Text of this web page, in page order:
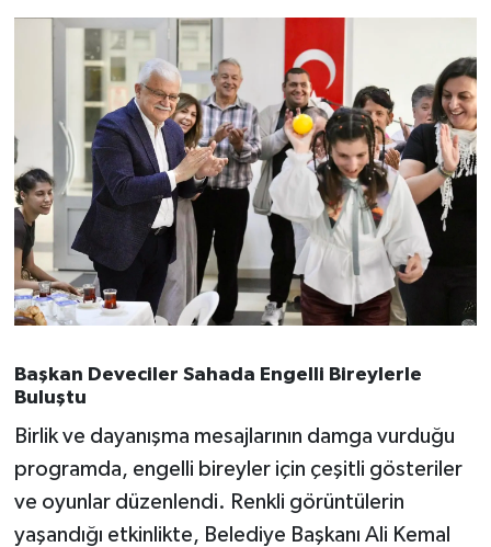
Başkan Deveciler Sahada Engelli Bireylerle
Buluştu
Birlik ve dayanışma mesajlarının damga vurduğu
programda, engelli bireyler için çeşitli gösteriler
ve oyunlar düzenlendi. Renkli görüntülerin
yaşandığı etkinlikte, Belediye Başkanı Ali Kemal
OTOMOTİV
Resmi İlanlar
SAĞLIK
Savaştepe
SEYAHAT
Sındırgı
SPOR
SÜRMANŞET